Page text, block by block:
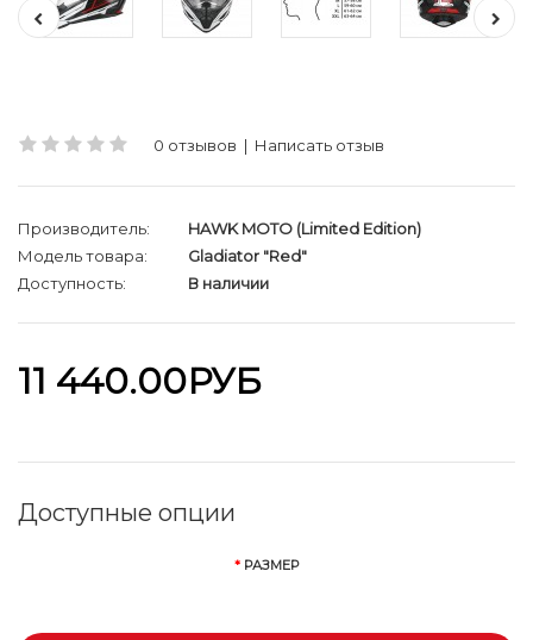
0 отзывов | Написать отзыв
Производитель:
HAWK MOTO (Limited Edition)
Модель товара:
Gladiator "Red"
Доступность:
В наличии
11 440.00РУБ
Доступные опции
РАЗМЕР